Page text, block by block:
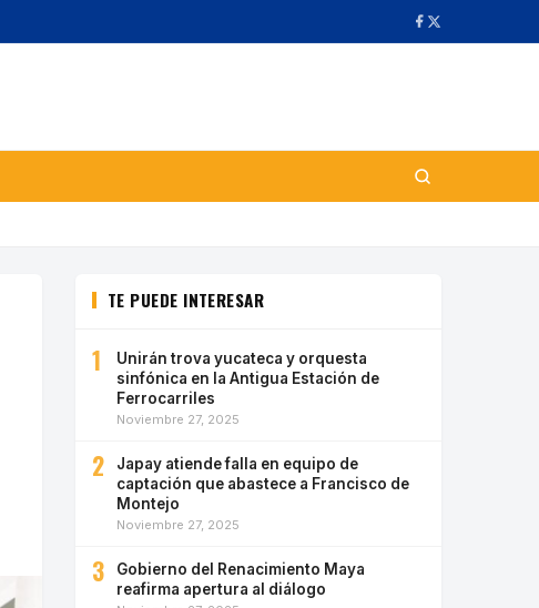
TE PUEDE INTERESAR
1
Unirán trova yucateca y orquesta
sinfónica en la Antigua Estación de
Ferrocarriles
Noviembre 27, 2025
2
Japay atiende falla en equipo de
captación que abastece a Francisco de
Montejo
Noviembre 27, 2025
3
Gobierno del Renacimiento Maya
reafirma apertura al diálogo